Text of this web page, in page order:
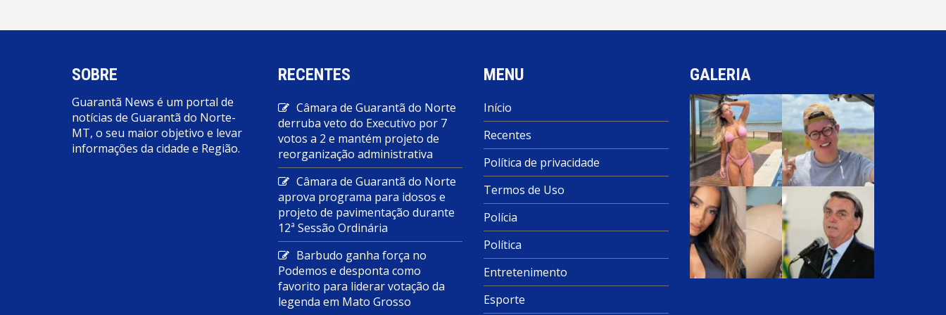
SOBRE
Guarantã News é um portal de
notícias de Guarantã do Norte-
MT, o seu maior objetivo e levar
informações da cidade e Região.
RECENTES
Câmara de Guarantã do Norte
derruba veto do Executivo por 7
votos a 2 e mantém projeto de
reorganização administrativa
Câmara de Guarantã do Norte
aprova programa para idosos e
projeto de pavimentação durante
12ª Sessão Ordinária
Barbudo ganha força no
Podemos e desponta como
favorito para liderar votação da
legenda em Mato Grosso
MENU
Início
Recentes
Política de privacidade
Termos de Uso
Polícia
Política
Entretenimento
Esporte
GALERIA